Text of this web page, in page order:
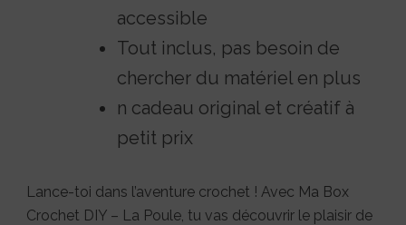
accessible
Tout inclus, pas besoin de
chercher du matériel en plus
n cadeau original et créatif à
petit prix
Lance-toi dans l’aventure crochet ! Avec Ma Box
Crochet DIY – La Poule, tu vas découvrir le plaisir de